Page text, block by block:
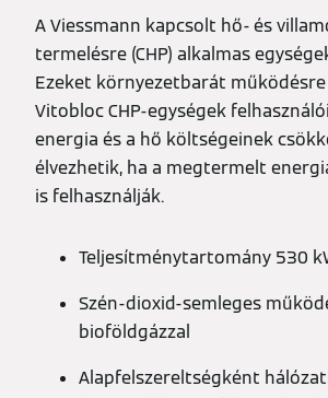
A Viessmann kapcsolt hő- és
termelésre (CHP) alkalmas
Ezeket környezetbarát
Vitobloc CHP-egységek
energia és a hő költségeinek
élvezhetik, ha a megtermelt
is felhasználják.
Teljesítménytartomány 530
Szén-dioxid-semleges
bioföldgázzal
Alapfelszereltségként